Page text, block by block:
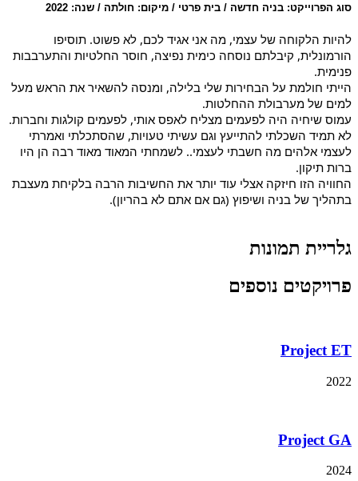
סוג הפרוייקט: בניה חדשה / בית פרטי / מיקום: חולתה / שנה: 2022
להיות הלקוחה של עצמי, מה אני אגיד לכם, לא פשוט. תוסיפו
הורמונלית, קיבלתם נוסחה כימית נפיצה, חוסר החלטיות והתערבבות
פנימית.
הייתי חולמת על הבחירות שלי בלילה, ומנסה להשאיר את הראש מעל
למים של מערבולת ההחלטות.
עמוס שיחיה היה לפעמים מצליח לאפס אותי, לפעמים קולגות וחברות.
לא תמיד השכלתי להתייעץ וגם עשיתי טעויות, שהסתכלתי ואמרתי
לעצמי אלהים מה חשבתי לעצמי.. לשמחתי המאוד מאוד רבה הן היו
ברות תיקון.
החוויה הזו חיזקה אצלי עוד יותר את החשיבות הרבה בלקיחת מעצבת
בתהליך של בניה ושיפוץ (גם אם אתם לא בהריון).
גלריית תמונות
פרויקטים נוספים
Project ET
2022
Project GA
2024